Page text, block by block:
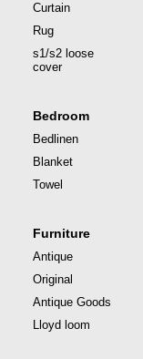
Curtain
Rug
s1/s2 loose
cover
Bedroom
Bedlinen
Blanket
Towel
Furniture
Antique
Original
Antique Goods
Lloyd loom